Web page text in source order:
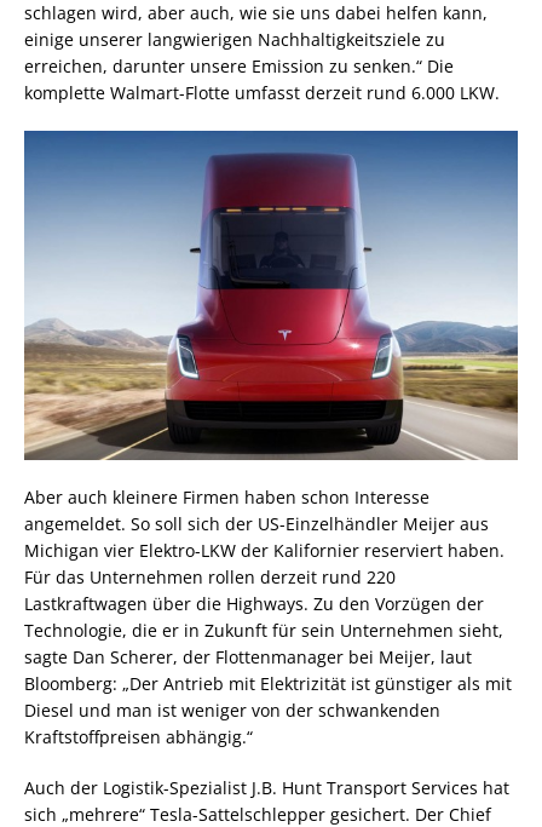
schlagen wird, aber auch, wie sie uns dabei helfen kann,
einige unserer langwierigen Nachhaltigkeitsziele zu
erreichen, darunter unsere Emission zu senken.“ Die
komplette Walmart-Flotte umfasst derzeit rund 6.000 LKW.
Aber auch kleinere Firmen haben schon Interesse
angemeldet. So soll sich der US-Einzelhändler Meijer aus
Michigan vier Elektro-LKW der Kalifornier reserviert haben.
Für das Unternehmen rollen derzeit rund 220
Lastkraftwagen über die Highways. Zu den Vorzügen der
Technologie, die er in Zukunft für sein Unternehmen sieht,
sagte Dan Scherer, der Flottenmanager bei Meijer, laut
Bloomberg: „Der Antrieb mit Elektrizität ist günstiger als mit
Diesel und man ist weniger von der schwankenden
Kraftstoffpreisen abhängig.“
Auch der Logistik-Spezialist J.B. Hunt Transport Services hat
sich „mehrere“ Tesla-Sattelschlepper gesichert. Der Chief